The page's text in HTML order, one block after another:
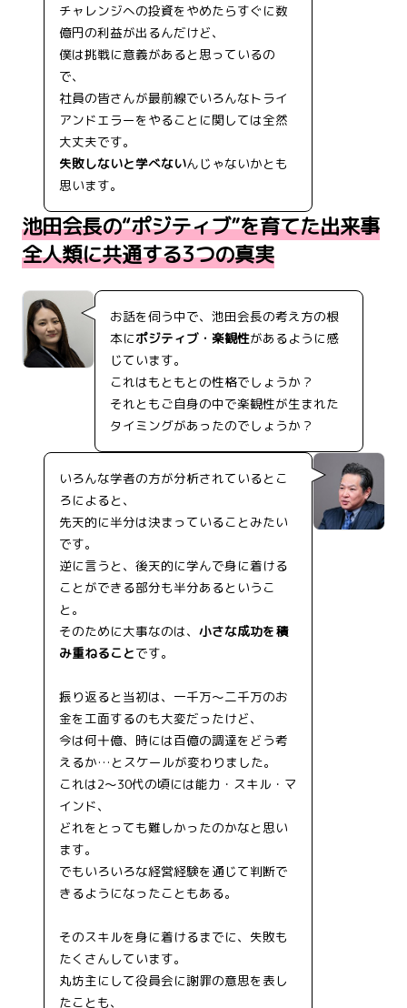
チャレンジへの投資をやめたらすぐに数
億円の利益が出るんだけど、
僕は挑戦に意義があると思っているの
で、
社員の皆さんが最前線でいろんなトライ
アンドエラーをやることに関しては全然
大丈夫です。
失敗しないと学べないんじゃないかとも
思います。
池田会長の“ポジティブ”を育てた出来事
全人類に共通する3つの真実
お話を伺う中で、池田会長の考え方の根
本にポジティブ・楽観性があるように感
じています。
これはもともとの性格でしょうか？
それともご自身の中で楽観性が生まれた
タイミングがあったのでしょうか？
いろんな学者の方が分析されているとこ
ろによると、
先天的に半分は決まっていることみたい
です。
逆に言うと、後天的に学んで身に着ける
ことができる部分も半分あるというこ
と。
そのために大事なのは、 小さな成功を積
み重ねることです。
振り返ると当初は、一千万～二千万のお
金を工面するのも大変だったけど、
今は何十億、時には百億の調達をどう考
えるか…とスケールが変わりました。
これは2～30代の頃には能力・スキル・マ
インド、
どれをとっても難しかったのかなと思い
ます。
でもいろいろな経営経験を通じて判断で
きるようになったこともある。
そのスキルを身に着けるまでに、失敗も
たくさんしています。
丸坊主にして役員会に謝罪の意思を表し
たことも、